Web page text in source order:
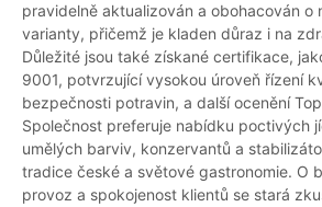
pravidelně aktualizován a obohacován o
varianty, přičemž je kladen důraz i na
Důležité jsou také získané certifikace,
9001, potvrzující vysokou úroveň řízení
bezpečnosti potravin, a další ocenění
Společnost preferuje nabídku poctivých
umělých barviv, konzervantů a
tradice české a světové gastronomie. O
provoz a spokojenost klientů se stará